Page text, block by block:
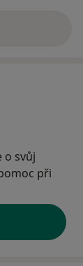
o svůj
při